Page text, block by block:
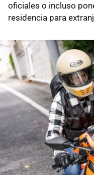
oficiales o incluso
residencia para